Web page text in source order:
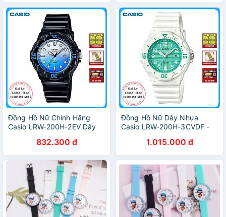
Đồng Hồ Nữ Chính Hãng
Casio LRW-200H-2EV Dây
832.300 đ
Đồng Hồ Nữ Dây Nhựa
Casio LRW-200H-3CVDF -
1.015.000 đ